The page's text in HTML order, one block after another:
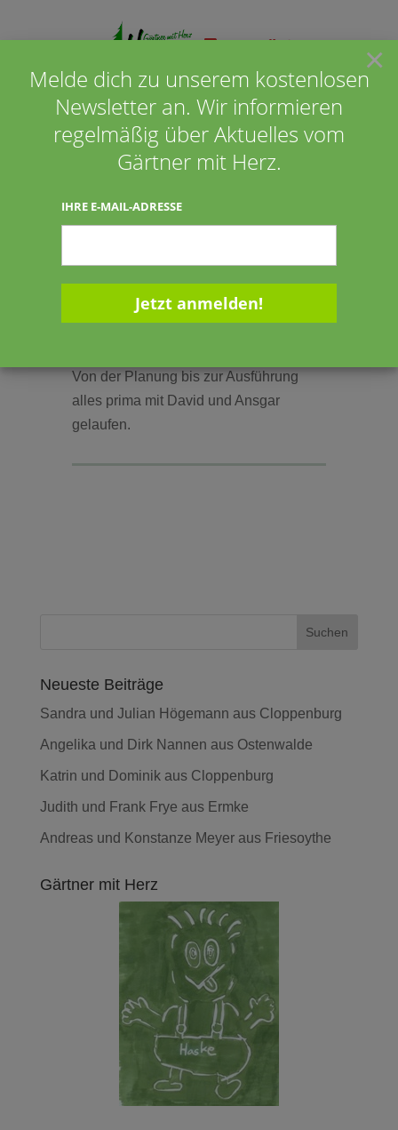
Seite wählen
Otto und Maria Scheper
aus Emstek
Von der Planung bis zur Ausführung
alles prima mit David und Ansgar
gelaufen.
Neueste Beiträge
Sandra und Julian Högemann aus Cloppenburg
Angelika und Dirk Nannen aus Ostenwalde
Katrin und Dominik aus Cloppenburg
Judith und Frank Frye aus Ermke
Andreas und Konstanze Meyer aus Friesoythe
Gärtner mit Herz
×
Melde dich zu unserem kostenlosen
Newsletter an. Wir informieren
regelmäßig über Aktuelles vom
Gärtner mit Herz.
IHRE E-MAIL-ADRESSE